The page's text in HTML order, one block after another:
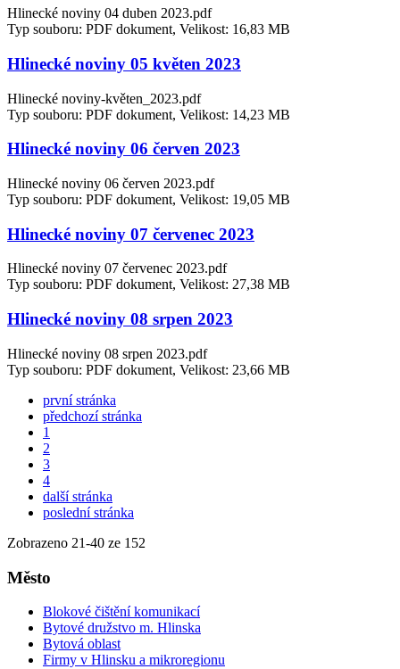
Hlinecké noviny 04 duben 2023.pdf
Typ souboru: PDF dokument, Velikost: 16,83 MB
Hlinecké noviny 05 květen 2023
Hlinecké noviny-květen_2023.pdf
Typ souboru: PDF dokument, Velikost: 14,23 MB
Hlinecké noviny 06 červen 2023
Hlinecké noviny 06 červen 2023.pdf
Typ souboru: PDF dokument, Velikost: 19,05 MB
Hlinecké noviny 07 červenec 2023
Hlinecké noviny 07 červenec 2023.pdf
Typ souboru: PDF dokument, Velikost: 27,38 MB
Hlinecké noviny 08 srpen 2023
Hlinecké noviny 08 srpen 2023.pdf
Typ souboru: PDF dokument, Velikost: 23,66 MB
první stránka
předchozí stránka
1
2
3
4
další stránka
poslední stránka
Zobrazeno 21-40 ze 152
Město
Blokové čištění komunikací
Bytové družstvo m. Hlinska
Bytová oblast
Firmy v Hlinsku a mikroregionu